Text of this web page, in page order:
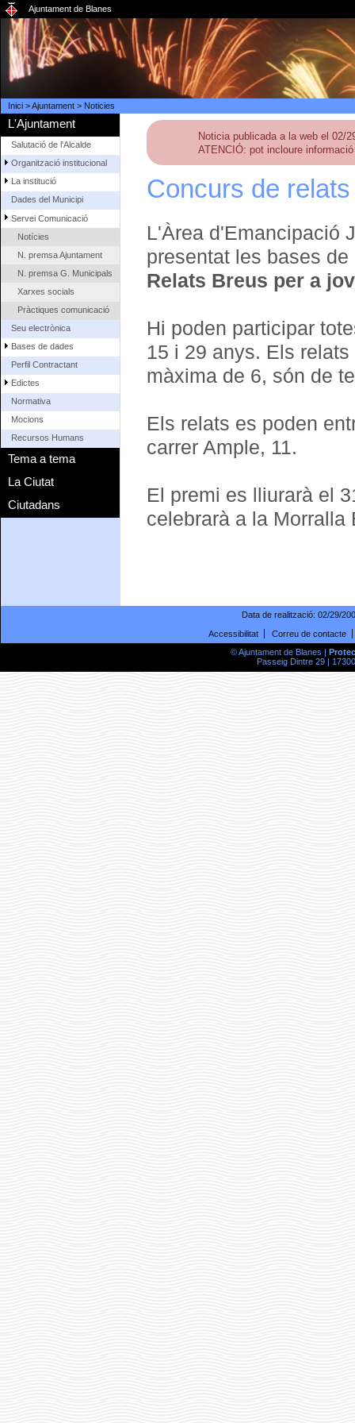
Ajuntament de Blanes
Inici>Ajuntament> Noticies
L'Ajuntament
Salutació de l'Alcalde
Organització institucional
La institució
Dades del Municipi
Servei Comunicació
Notícies
N. premsa Ajuntament
N. premsa G. Municipals
Xarxes socials
Pràctiques comunicació
Seu electrònica
Bases de dades
Perfil Contractant
Edictes
Normativa
Mocions
Recursos Humans
Tema a tema
La Ciutat
Ciutadans
Noticia publicada a la web el 02/
ATENCIÓ: pot incloure
Concurs de
L'Àrea d'Emancipació
presentat les bases
Relats Breus per a
Hi poden participar
15 i 29 anys. Els
màxima de 6, són de
Els relats es poden
carrer Ample, 11.
El premi es lliurarà el
celebrarà a la Morralla
Data de realització: 02/29/
Accessibilitat
Correu de contacte
© Ajuntament de Blanes |
Passeig Dintre 29 |